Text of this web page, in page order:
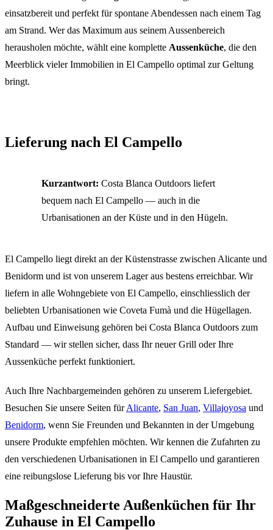
einsatzbereit und perfekt für spontane Abendessen nach einem Tag
am Strand. Wer das Maximum aus seinem Aussenbereich
herausholen möchte, wählt eine komplette Aussenküche, die den
Meerblick vieler Immobilien in El Campello optimal zur Geltung
bringt.
Lieferung nach El Campello
Kurzantwort: Costa Blanca Outdoors liefert
bequem nach El Campello — auch in die
Urbanisationen an der Küste und in den Hügeln.
El Campello liegt direkt an der Küstenstrasse zwischen Alicante und
Benidorm und ist von unserem Lager aus bestens erreichbar. Wir
liefern in alle Wohngebiete von El Campello, einschliesslich der
beliebten Urbanisationen wie Coveta Fumà und die Hügellagen.
Aufbau und Einweisung gehören bei Costa Blanca Outdoors zum
Standard — wir stellen sicher, dass Ihr neuer Grill oder Ihre
Aussenküche perfekt funktioniert.
Auch Ihre Nachbargemeinden gehören zu unserem Liefergebiet.
Besuchen Sie unsere Seiten fürAlicante, San Juan, Villajoyosa und
Benidorm, wenn Sie Freunden und Bekannten in der Umgebung
unsere Produkte empfehlen möchten. Wir kennen die Zufahrten zu
den verschiedenen Urbanisationen in El Campello und garantieren
eine reibungslose Lieferung bis vor Ihre Haustür.
Maßgeschneiderte Außenküchen für Ihr
Zuhause in El Campello